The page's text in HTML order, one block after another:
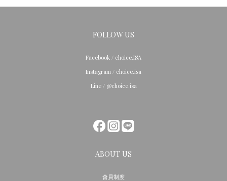
FOLLOW US
Facebook / choice.ISA
Instagram / choice.isa
Line / @choice.isa
ABOUT US
會員制度